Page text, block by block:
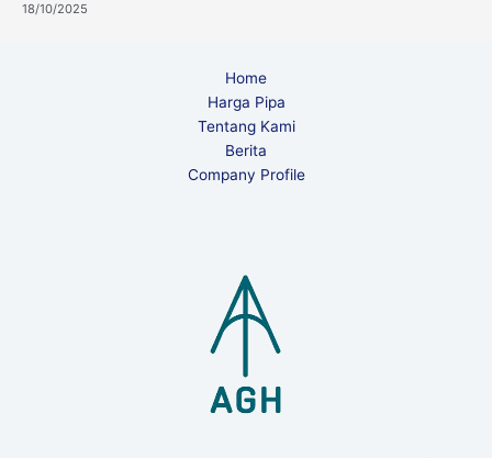
18/10/2025
Home
Harga Pipa
Tentang Kami
Berita
Company Profile